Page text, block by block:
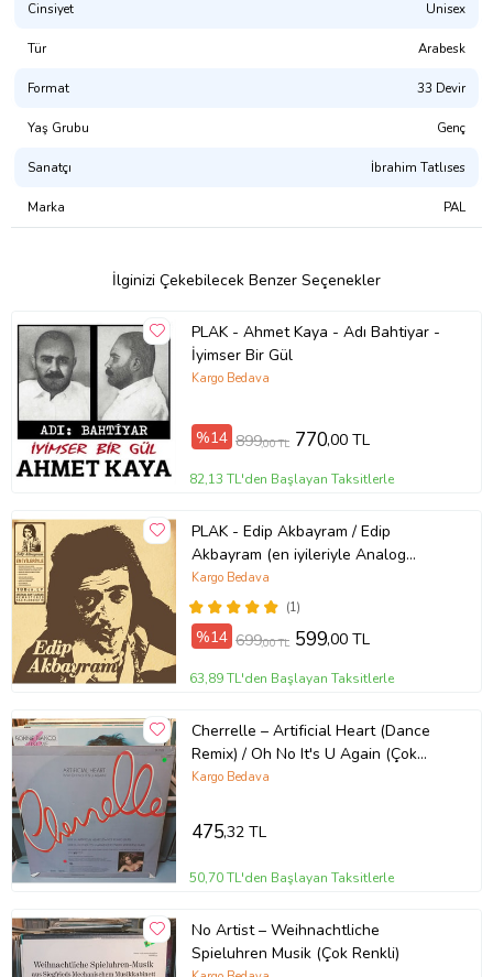
Cinsiyet Unisex
Tür Arabesk
Format 33 Devir
Yaş Grubu Genç
Sanatçı İbrahim Tatlıses
Marka PAL
İlginizi Çekebilecek Benzer Seçenekler
PLAK - Ahmet Kaya - Adı Bahtiyar -
İyimser Bir Gül
Kargo Bedava
%14 899,00 TL 770,00 TL
82,13 TL'den Başlayan Taksitlerle
PLAK - Edip Akbayram / Edip
Akbayram (en iyileriyle Analog
master)
(1)
Kargo Bedava
%14 699,00 TL 599,00 TL
63,89 TL'den Başlayan Taksitlerle
Cherrelle – Artificial Heart (Dance
Remix) / Oh No It's U Again (Çok
Renkli)
Kargo Bedava
475,32 TL
50,70 TL'den Başlayan Taksitlerle
No Artist – Weihnachtliche
Spieluhren Musik (Çok Renkli)